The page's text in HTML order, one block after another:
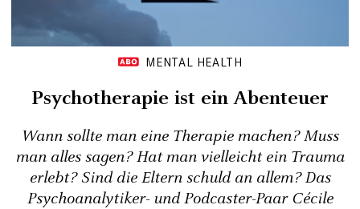
MENTAL HEALTH
Psychotherapie ist ein Abenteuer
Wann sollte man eine Therapie machen? Muss
man alles sagen? Hat man vielleicht ein Trauma
erlebt? Sind die Eltern schuld an allem? Das
Psychoanalytiker- und Podcaster-Paar Cécile